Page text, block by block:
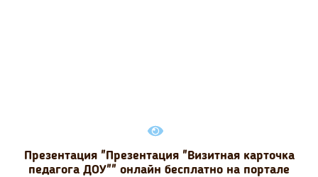
Презентация "Презентация "Визитная карточка
педагога ДОУ"" онлайн бесплатно на портале